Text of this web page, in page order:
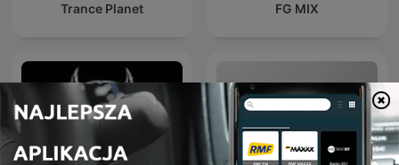
Trance Planet FG MIX